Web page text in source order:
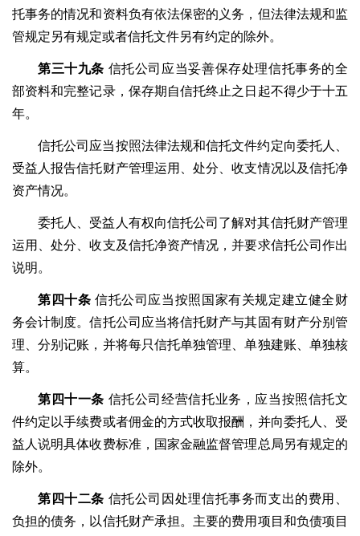
托事务的情况和资料负有依法保密的义务，但法律法规和监
管规定另有规定或者信托文件另有约定的除外。
第三十九条 信托公司应当妥善保存处理信托事务的全
部资料和完整记录，保存期自信托终止之日起不得少于十五
年。
信托公司应当按照法律法规和信托文件约定向委托人、
受益人报告信托财产管理运用、处分、收支情况以及信托净
资产情况。
委托人、受益人有权向信托公司了解对其信托财产管理
运用、处分、收支及信托净资产情况，并要求信托公司作出
说明。
第四十条 信托公司应当按照国家有关规定建立健全财
务会计制度。信托公司应当将信托财产与其固有财产分别管
理、分别记账，并将每只信托单独管理、单独建账、单独核
算。
第四十一条 信托公司经营信托业务，应当按照信托文
件约定以手续费或者佣金的方式收取报酬，并向委托人、受
益人说明具体收费标准，国家金融监督管理总局另有规定的
除外。
第四十二条 信托公司因处理信托事务而支出的费用、
负担的债务，以信托财产承担。主要的费用项目和负债项目